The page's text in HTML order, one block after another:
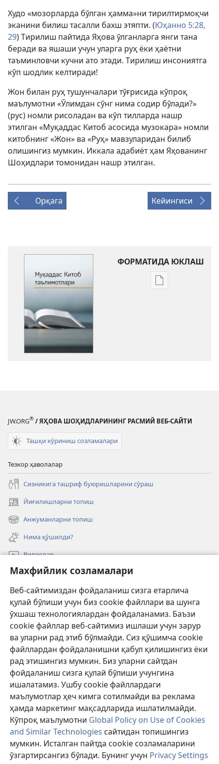
Махфийлик созламалари
Веб-сайтимиздан фойдаланиш сизга етарлича
қулай бўлиши учун биз cookie файллари ва шунга
ўхшаш технологиялардан фойдаланамиз. Баъзи
cookie файллар веб-сайтимиз ишлаши учун зарур
ва уларни рад этиб бўлмайди. Сиз қўшимча cookie
файллардан фойдаланишни қабул қилишингиз ёки
рад этишингиз мумкин. Биз уларни сайтдан
фойдаланиш сизга қулай бўлиши учунгина
ишалатамиз. Ушбу cookie файллардаги
маълумотлар ҳеч кимга сотилмайди ва реклама
ҳамда маркетинг мақсадларида ишлатилмайди.
Кўпроқ маълумотни Global Policy on Use of Cookies
and Similar Technologies сайтидан топишингиз
мумкин. Исталган пайтда cookie созламаларини
ўзгартирсангиз бўлади. Бунинг учун Privacy Settings
Худо «мозорларда бўлган ҳамма»ни тирилтирмоқчи
эканини билиш тасалли бахш этяпти. (Юҳанно 5:28,
29) Тирилиш пайтида Яҳова ўлганларга янги тана
беради ва яшаши учун уларга руҳ ёки ҳаётни
таъминловчи кучни ато этади. Тирилиш инсониятга
кўп шодлик келтиради!
Жон билан руҳ тушунчалари тўғрисида кўпроқ
маълумотни «Ўлимдан сўнг нима содир бўлади?»
(рус) номли рисоладан ва кўп тилларда нашр
этилган «Муқаддас Китоб асосида музокара» номли
китобнинг «Жон» ва «Руҳ» мавзуларидан билиб
олишингиз мумкин. Иккала адабиёт ҳам Яҳованинг
Шоҳидлари томонидан нашр этилган.
Орқага Кейингиси
ФОРМАТИДА ЮКЛАШ
Электрон
JW.ORG® / ЯҲОВА ШОҲИДЛАРИНИНГ РАСМИЙ ВЕБ-САЙТИ
Ташқи кўриниш созламалари
Тезкор ҳаволалар
Сизникига ташриф буюришларини сўраш
Йиғилишларни топиш
(янги
ойнада
очилади)
Анжуманларни топиш
(янги
ойнада
очилади)
Нима қўшилди?
Видеолар
Излаш
Давлат амалдорлари учун маълумот
Ёрдам
Хайр-эҳсон
(янги
ойнада
очилади)Қўриқчи минорасининг ОНЛАЙН КУТУБХОНАСИ™
(янги
ойнада
очилади)JW Hub
(янги
ойнада
очилади)«Watchtower Library» кутубхонаси
Copyright© 2026 Watch Tower Bible and Tract Society of Pennsylvania.